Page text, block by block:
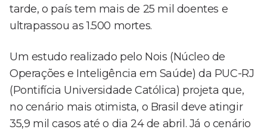
tarde, o país tem mais de 25 mil doentes e
ultrapassou as 1.500 mortes.
Um estudo realizado pelo Nois (Núcleo de
Operações e Inteligência em Saúde) da PUC-RJ
(Pontifícia Universidade Católica) projeta que,
no cenário mais otimista, o Brasil deve atingir
35,9 mil casos até o dia 24 de abril. Já o cenário